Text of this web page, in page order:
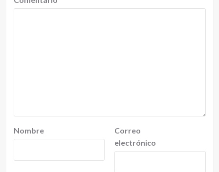
Nombre
Correo
electrónico